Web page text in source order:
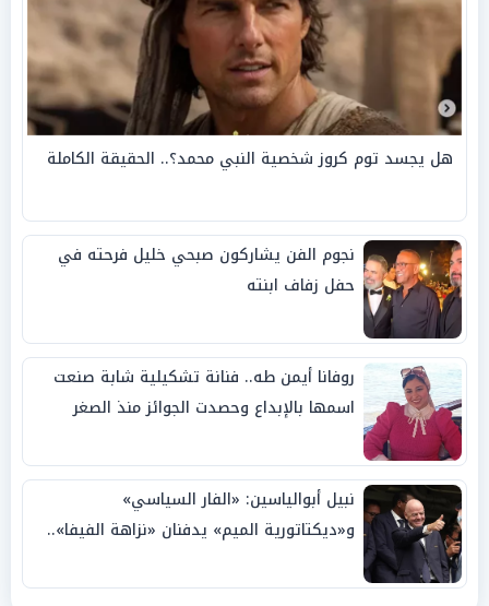
هل يجسد توم كروز شخصية النبي محمد؟.. الحقيقة الكاملة
نجوم الفن يشاركون صبحي خليل فرحته في
حفل زفاف ابنته
روفانا أيمن طه.. فنانة تشكيلية شابة صنعت
اسمها بالإبداع وحصدت الجوائز منذ الصغر
نبيل أبوالياسين: «الفار السياسي»
و«ديكتاتورية الميم» يدفنان «نزاهة الفيفا»..